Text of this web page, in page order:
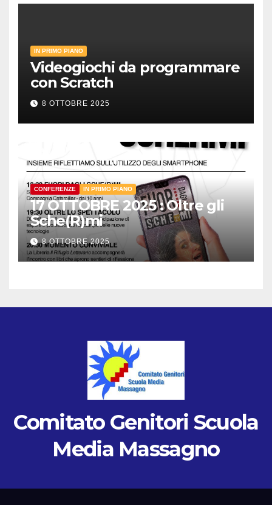
IN PRIMO PIANO
Videogiochi da programmare
con Scratch
8 OTTOBRE 2025
CONFERENZE IN PRIMO PIANO
17 OTTOBRE 2025 : Oltre gli
Sche(R)mi
8 OTTOBRE 2025
Comitato Genitori Scuola
Media Massagno